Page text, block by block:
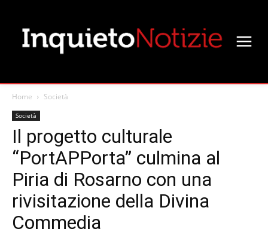
Home Società
Società
Il progetto culturale
“PortAPPorta” culmina al
Piria di Rosarno con una
rivisitazione della Divina
Commedia